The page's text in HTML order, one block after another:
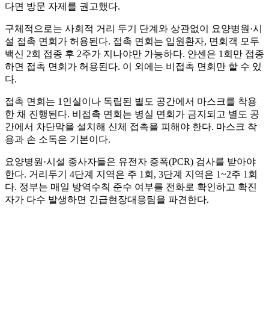
다면 방문 자제를 권고했다.
구체적으로는 사회적 거리 두기 단계와 상관없이 요양병원·시
설 접촉 면회가 허용된다. 접촉 면회는 입원환자, 면회객 모두
백신 2회 접종 후 2주가 지나야만 가능하다. 얀센은 1회만 접종
하면 접촉 면회가 허용된다. 이 외에는 비접촉 면회만 할 수 있
다.
접촉 면회는 1인실이나 독립된 별도 공간에서 마스크를 착용
한 채 진행된다. 비접촉 면회는 병실 면회가 금지되고 별도 공
간에서 차단막을 설치해 신체 접촉을 피해야 한다. 마스크 착
용과 손 소독은 기본이다.
요양병원·시설 종사자들은 유전자 증폭(PCR) 검사를 받아야
한다. 거리두기 4단계 지역은 주 1회, 3단계 지역은 1~2주 1회
다. 정부는 매일 방역수칙 준수 여부를 전화로 확인하고 확진
자가 다수 발생하면 긴급현장대응팀을 파견한다.